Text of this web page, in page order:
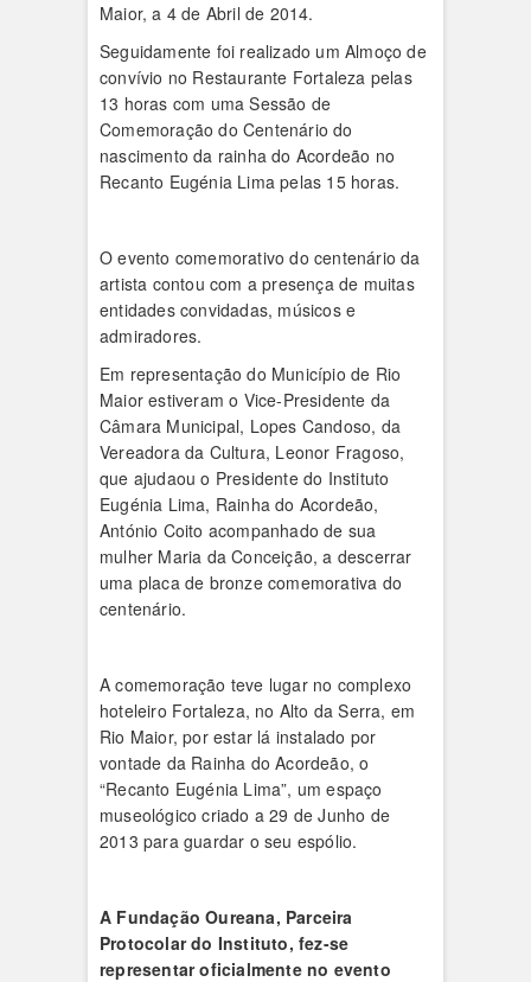
Maior, a 4 de Abril de 2014.
Seguidamente foi realizado um Almoço de
convívio no Restaurante Fortaleza pelas
13 horas com uma Sessão de
Comemoração do Centenário do
nascimento da rainha do Acordeão no
Recanto Eugénia Lima pelas 15 horas.
O evento comemorativo do centenário da
artista contou com a presença de muitas
entidades convidadas, músicos e
admiradores.
Em representação do Município de Rio
Maior estiveram o Vice-Presidente da
Câmara Municipal, Lopes Candoso, da
Vereadora da Cultura, Leonor Fragoso,
que ajudaou o Presidente do Instituto
Eugénia Lima, Rainha do Acordeão,
António Coito acompanhado de sua
mulher Maria da Conceição, a descerrar
uma placa de bronze comemorativa do
centenário.
A comemoração teve lugar no complexo
hoteleiro Fortaleza, no Alto da Serra, em
Rio Maior, por estar lá instalado por
vontade da Rainha do Acordeão, o
“Recanto Eugénia Lima”, um espaço
museológico criado a 29 de Junho de
2013 para guardar o seu espólio.
A Fundação Oureana, Parceira
Protocolar do Instituto, fez-se
representar oficialmente no evento